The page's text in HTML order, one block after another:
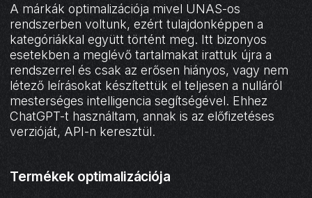
A márkák optimalizációja mivel UNAS-os
rendszerben voltunk, ezért tulajdonképpen a
kategóriákkal együtt történt meg. Itt bizonyos
esetekben a meglévő tartalmakat irattuk újra a
rendszerrel és csak az erősen hiányos, vagy nem
létező leírásokat készítettük el teljesen a nulláról
mesterséges intelligencia segítségével. Ehhez
ChatGPT-t használtam, annak is az előfizetéses
verzióját, API-n keresztül.
Termékek optimalizációja